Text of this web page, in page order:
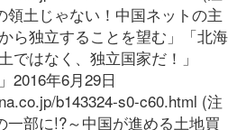
領土じゃない！中国ネットの主
ら独立することを望む」「北海
ではなく、独立国家だ！」
2016年6月29日
b143324-s0-c60.html (注
一部に!?～中国が進める土地買